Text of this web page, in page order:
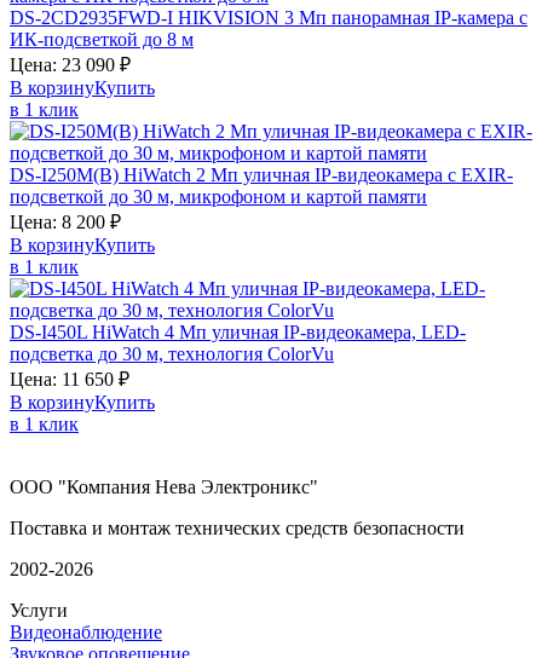
DS-2CD2935FWD-I HIKVISION 3 Мп панорамная IP-камера с
ИК-подсветкой до 8 м
Цена: 23 090 ₽
В корзинуКупить
в 1 клик
DS-I250M(B) HiWatch 2 Мп уличная IP-видеокамера с EXIR-
подсветкой до 30 м, микрофоном и картой памяти
Цена: 8 200 ₽
В корзинуКупить
в 1 клик
DS-I450L HiWatch 4 Мп уличная IP-видеокамера, LED-
подсветка до 30 м, технология ColorVu
Цена: 11 650 ₽
В корзинуКупить
в 1 клик
ООО "Компания Нева Электроникс"
Поставка и монтаж технических средств безопасности
2002-2026
Услуги
Видеонаблюдение
Звуковое оповещение